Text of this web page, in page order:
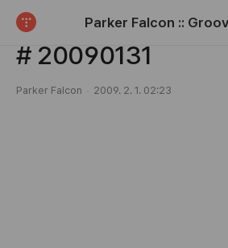
Analog Life
# 20090131
Parker Falcon 2009. 2. 1. 02:23